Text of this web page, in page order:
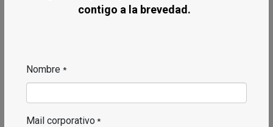
contigo a la brevedad.​
Nombre *
Mail corporativo*